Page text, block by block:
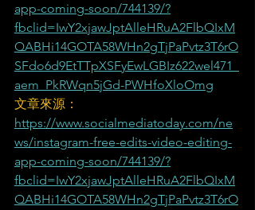
app-coming-soon/744139/?
fbclid=IwY2xjawJptAlleHRuA2FlbQIxM
QABHi14GOTA58WHn2gTjPaPvtz3T6rO
SFdo6d9EtTTpXSFyEwLGBIz622wel471_
aem_PkRWqn5jGd-PWHfoXloOmg
文章來源：
https://www.socialmediatoday.com/ne
ws/instagram-free-edits-video-editing-
app-coming-soon/744139/?
fbclid=IwY2xjawJptAlleHRuA2FlbQIxM
QABHi14GOTA58WHn2gTjPaPvtz3T6rO